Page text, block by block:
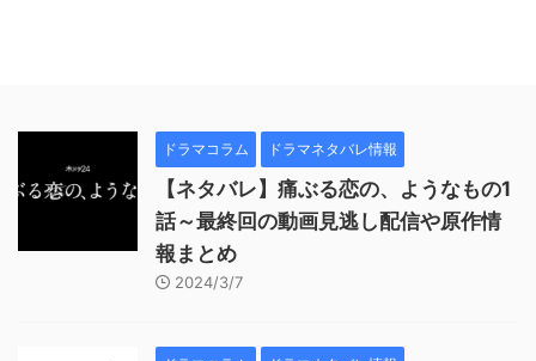
ドラマコラム ドラマネタバレ情報
【ネタバレ】痛ぶる恋の、ようなもの1
話～最終回の動画見逃し配信や原作情
報まとめ
2024/3/7